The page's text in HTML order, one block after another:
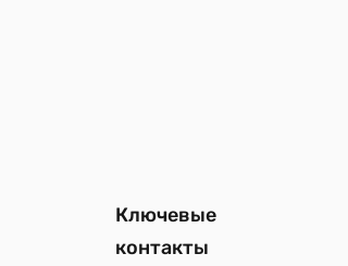
Ключевые
контакты